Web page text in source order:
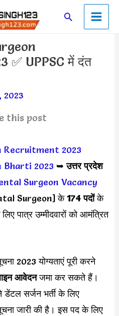
SearchMain
Menu
✅ UPPSC में दंत
2023
this post
Recruitment 2023
Bharti 2023 ➥उत्तर प्रदेश
Surgeon Vacancy
Surgeon] के174 पदोंके
पात्र उम्मीदवारों को आमंत्रित
2023 योग्यताएं पूरी करने
आवेदनजमा कर सकते हैं।
सर्जन भर्ती के लिए
जारी की है। इस पद के लिए